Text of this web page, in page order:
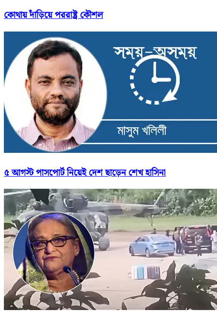
কোথায় দাঁড়িয়ে পররাষ্ট্র কৌশল
৫ আগস্ট পাসপোর্ট নিয়েই দেশ ছাড়েন শেখ হাসিনা